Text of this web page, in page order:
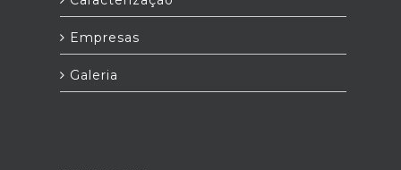
Empresas
Galeria